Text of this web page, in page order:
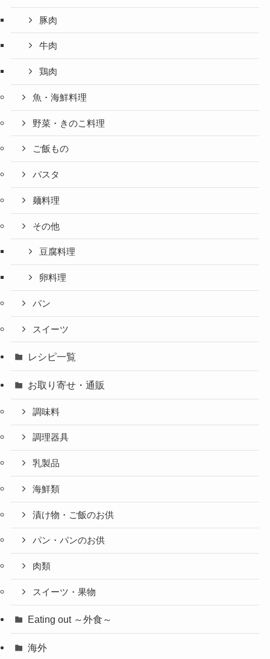
豚肉
牛肉
鶏肉
魚・海鮮料理
野菜・きのこ料理
ご飯もの
パスタ
麺料理
その他
豆腐料理
卵料理
パン
スイーツ
レシピ一覧
お取り寄せ・通販
調味料
調理器具
乳製品
海鮮類
漬け物・ご飯のお供
パン・パンのお供
肉類
スイーツ・果物
Eating out ～外食～
海外